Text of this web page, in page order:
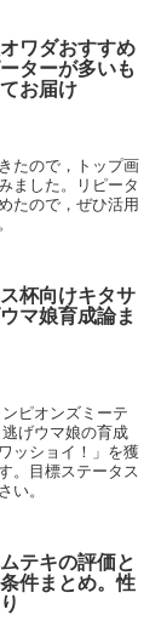
ワダおすすめ
ターが多いも
お届け
たので，トップ画
ました。リピータ
たので，ぜひ活用
杯向けキタサ
マ娘育成論ま
ピオンズミーテ
げウマ娘の育成
ッショイ！」を獲
。目標ステータス
い。
テキの評価と
件まとめ。性